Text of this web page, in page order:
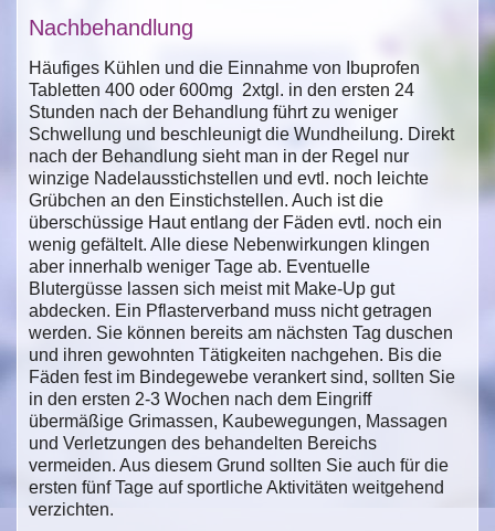
Nachbehandlung
Häufiges Kühlen und die Einnahme von Ibuprofen
Tabletten 400 oder 600mg 2xtgl. in den ersten 24
Stunden nach der Behandlung führt zu weniger
Schwellung und beschleunigt die Wundheilung. Direkt
nach der Behandlung sieht man in der Regel nur
winzige Nadelausstichstellen und evtl. noch leichte
Grübchen an den Einstichstellen. Auch ist die
überschüssige Haut entlang der Fäden evtl. noch ein
wenig gefältelt. Alle diese Nebenwirkungen klingen
aber innerhalb weniger Tage ab. Eventuelle
Blutergüsse lassen sich meist mit Make-Up gut
abdecken. Ein Pflasterverband muss nicht getragen
werden. Sie können bereits am nächsten Tag duschen
und ihren gewohnten Tätigkeiten nachgehen. Bis die
Fäden fest im Bindegewebe verankert sind, sollten Sie
in den ersten 2-3 Wochen nach dem Eingriff
übermäßige Grimassen, Kaubewegungen, Massagen
und Verletzungen des behandelten Bereichs
vermeiden. Aus diesem Grund sollten Sie auch für die
ersten fünf Tage auf sportliche Aktivitäten weitgehend
verzichten.